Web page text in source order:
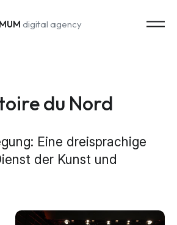
MUM digital agency
du Nord
Eine dreisprachige
der Kunst und